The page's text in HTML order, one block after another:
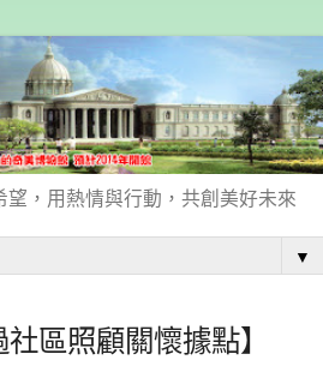
，用熱情與行動，共創美好未來
▼
社區照顧關懷據點】